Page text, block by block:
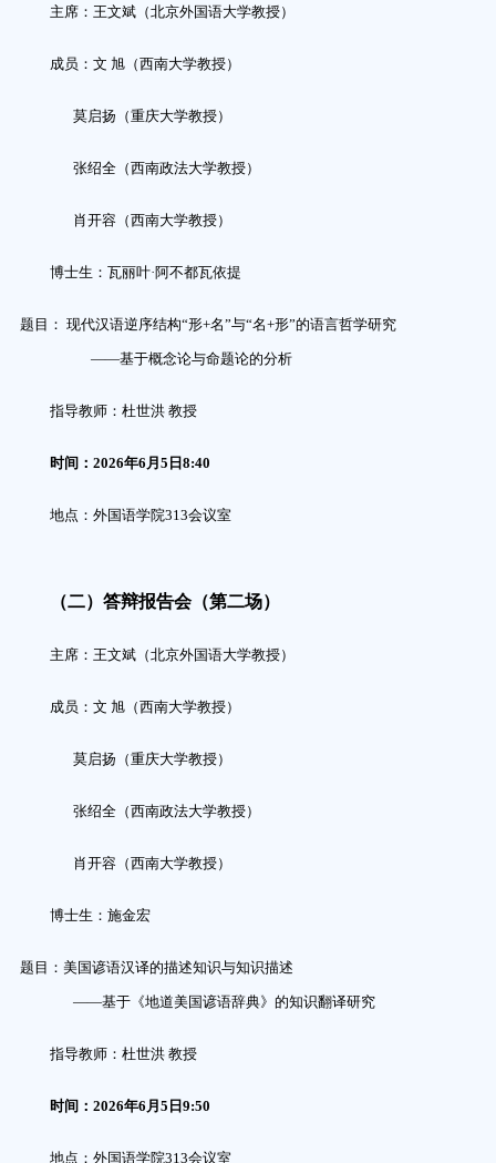
主席：王文斌（北京外国语大学教授）
成员：文 旭（西南大学教授）
莫启扬（重庆大学教授）
张绍全（西南政法大学教授）
肖开容（西南大学教授）
博士生： 瓦丽叶·阿不都瓦依提
题目： 现代汉语逆序结构“形+名”与“名+形”的语言哲学研究
——基于概念论与命题论的分析
指导教师： 杜世洪教授
时间： 2026年6月 5 日 8:40
地点：外国语学院313会议室
（二）答辩报告会（第二场）
主席：王文斌（北京外国语大学教授）
成员： 文 旭（西南大学教授）
莫启扬（重庆大学教授）
张绍全（西南政法大学教授）
肖开容（西南大学教授）
博士生： 施金宏
题目： 美国谚语汉译的描述知识与知识描述
——基于《地道美国谚语辞典》的知识翻译研究
指导教师： 杜世洪教授
时间： 2026年6月 5 日 9:50
地点：外国语学院313会议室